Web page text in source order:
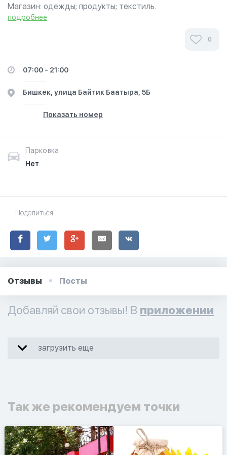
Магазин: одежды; продукты; текстиль.
подробнее
0
07:00 - 21:00
Бишкек, улица Байтик Баатыра, 5Б
Показать номер
Парковка
Нет
Поделиться:
Отзывы Посты
Добавляй свои отзывы! В приложении
загрузить еще
Так же рекомендуем точки